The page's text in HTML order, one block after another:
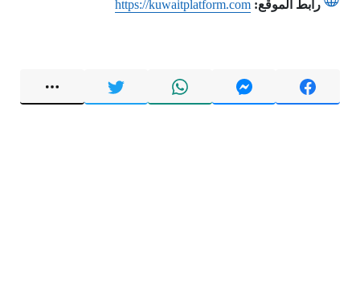
رابط الموقع: https://kuwaitplatform.com